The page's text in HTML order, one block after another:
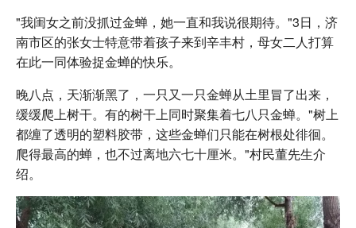
"我闺女之前没抓过金蝉，她一直和我说很期待。"3日，济
南市区的张女士特意带着孩子来到辛丰村，母女二人打算
在此一同体验捉金蝉的快乐。
晚八点，天渐渐黑了，一只又一只金蝉从土里冒了出来，
缓缓爬上树干。有的树干上同时聚集着七八只金蝉。"树上
都缠了透明的塑料胶带，这些金蝉们只能在树根处徘徊。
爬得最高的蝉，也不过离地六七十厘米。"村民董先生介
绍。